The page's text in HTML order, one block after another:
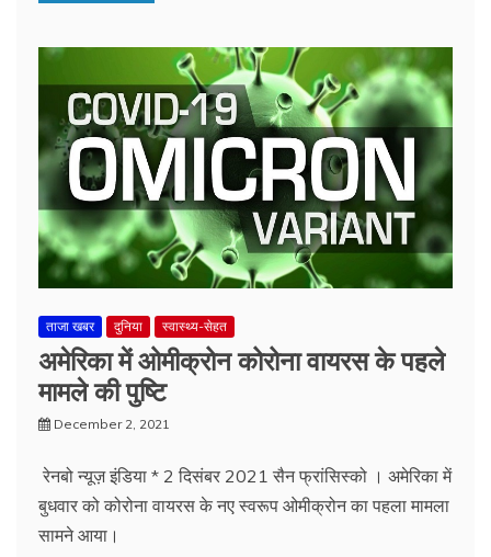
ताजा खबर दुनिया स्वास्थ्य-सेहत
अमेरिका में ओमीक्रोन कोरोना वायरस के पहले
मामले की पुष्टि
December 2, 2021
रेनबो न्यूज़ इंडिया * 2 दिसंबर 2021 सैन फ्रांसिस्को । अमेरिका में
बुधवार को कोरोना वायरस के नए स्वरूप ओमीक्रोन का पहला मामला
सामने आया।